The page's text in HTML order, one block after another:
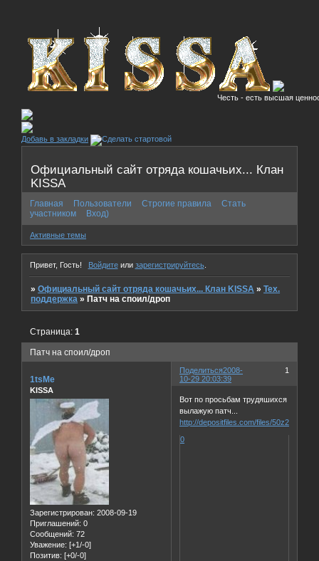
Честь - есть высшая
Добавь в закладки
Официальный сайт отряда кошачьих... Клан
KISSA
Главная Пользователи Строгие правила
Стать
участником
Вход)
Активные темы
Привет, Гость! Войдитеили зарегистрируйтесь.
»Официальный сайт отряда кошачьих... Клан KISSA »Тех.
поддержка »Патч на споил/дроп
Патч на споил/дроп
Страница:1
Поделиться 1
2008-
10-29 20:03:39
1tsMe
KISSA
Зарегистрирован: 2008-09-19
Приглашений: 0
Сообщений: 72
Уважение: [+1/-0]
Позитив: [+0/-0]
Вот по просьбам трудяшихся
вылажую патч...
http://depositfiles.com/files/50z2pwmlf
0